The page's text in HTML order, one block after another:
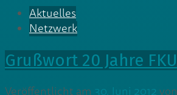
Aktuelles
Netzwerk
Grußwort 20 Jahre FKU
Veröffentlicht am 30. Juni 2012von